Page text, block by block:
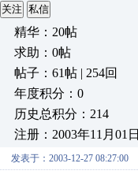
关注 私信
精华：20帖
求助：0帖
帖子：61帖 | 254回
年度积分：0
历史总积分：214
注册：2003年11月01日
发表于：2003-12-27 08:27:00